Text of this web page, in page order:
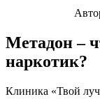
Метадон –
наркотик?
Клиника «Твой